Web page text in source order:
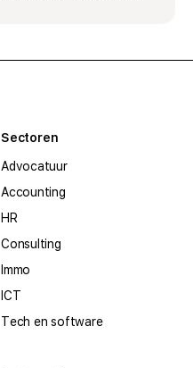
Sectoren
Advocatuur
Accounting
HR
Consulting
Immo
ICT
Tech en software